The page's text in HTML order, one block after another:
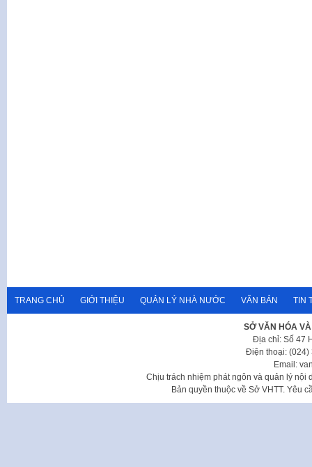
TRANG CHỦ GIỚI THIỆU QUẢN LÝ NHÀ NƯỚC VĂN BẢN TIN
SỞ VĂN HÓA
Địa chỉ: Số 47
Điện thoại: (024)
Email:
Chịu trách nhiệm phát ngôn và quản lý nội
Bản quyền thuộc về Sở VHTT. Yêu